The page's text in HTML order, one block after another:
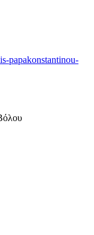
papakonstantinou-